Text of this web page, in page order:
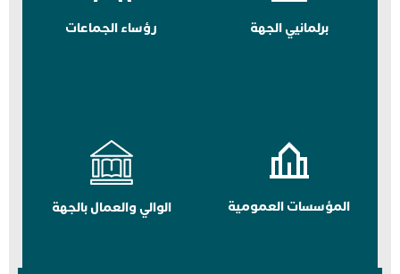
برلمانيي الجهة رؤساء الجماعات
المؤسسات العمومية الوالي والعمال بالجهة